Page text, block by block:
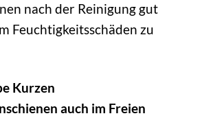
nach der Reinigung gut
Feuchtigkeitsschäden zu
Kurzen
auch im Freien